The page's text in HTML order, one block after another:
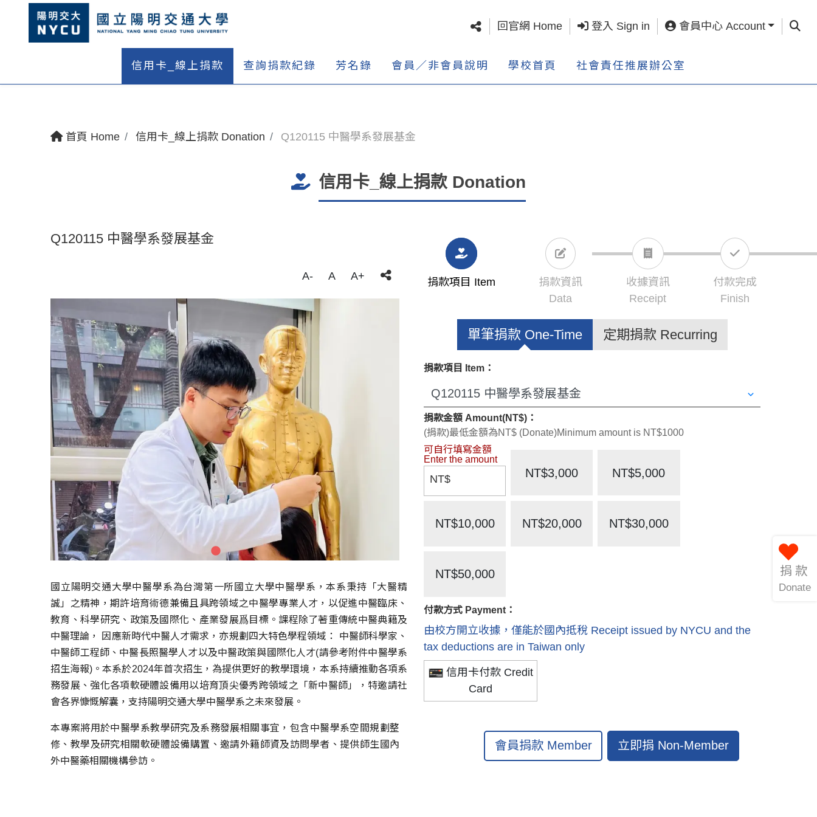
回官網 Home 登入 Sign in 會員中心 Account 查詢
信用卡_線上捐款 查詢捐款紀錄 芳名錄 會員／非會員說明 學校首頁 社會責任推展辦公室
首頁 Home 信用卡_線上捐款 Donation Q120115 中醫學系發展基金
信用卡_線上捐款 Donation
Q120115 中醫學系發展基金
A- A A+
國立陽明交通大學中醫學系為台灣第一所國立大學中醫學系，本系秉持「大醫精
誠」之精神，期許培育術德兼備且具跨領域之中醫學專業人才，以促進中醫臨床、
教育、科學研究、政策及國際化、產業發展爲目標。課程除了著重傳統中醫典籍及
中醫理論， 因應新時代中醫人才需求，亦規劃四大特色學程領域： 中醫師科學家、
中醫師工程師、中醫長照醫學人才以及中醫政策與國際化人才(請參考附件中醫學系
招生海報)。本系於2024年首次招生，為提供更好的教學環境，本系持續推動各項系
務發展、強化各項軟硬體設備用以培育頂尖優秀跨領域之「新中醫師」，特邀請社
會各界慷慨解囊，支持陽明交通大學中醫學系之未來發展。
本專案將用於中醫學系教學研究及系務發展相關事宜， 包含中醫學系空間規劃整
修、教學及研究相關軟硬體設備購置、邀請外籍師資及訪問學者、提供師生國內
外中醫藥相關機構參訪。
捐款項目 Item
捐款資訊
Data
收據資訊
Receipt
付款完成
Finish
單筆捐款 One-Time 定期捐款 Recurring
捐款項目 Item：
捐款金額 Amount(NT$)：
(捐款)最低金額為NT$ (Donate)Minimum amount is NT$1000
NT$ NT$3,000 NT$5,000
NT$10,000 NT$20,000 NT$30,000
NT$50,000
付款方式 Payment：
由校方開立收據，僅能於國內抵稅 Receipt issued by NYCU and the
tax deductions are in Taiwan only
信用卡付款 Credit
Card
會員捐款 Member 立即捐 Non-Member
捐款
Donate